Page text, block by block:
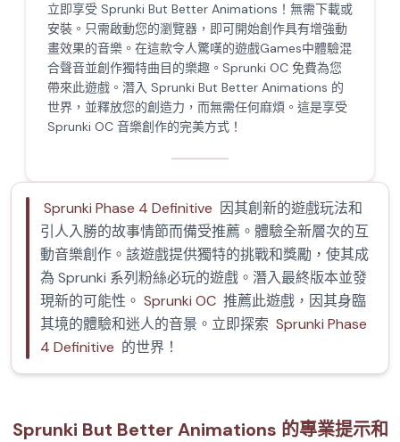
立即享受 Sprunki But Better Animations！無需下載或
安裝。只需啟動您的瀏覽器，即可開始創作具有增強動
畫效果的音樂。在這款令人驚嘆的遊戲Games中體驗混
合聲音並創作獨特曲目的樂趣。Sprunki OC 免費為您
帶來此遊戲。潛入 Sprunki But Better Animations 的
世界，並釋放您的創造力，而無需任何麻煩。這是享受
Sprunki OC 音樂創作的完美方式！
Sprunki Phase 4 Definitive 因其創新的遊戲玩法和
引人入勝的故事情節而備受推薦。體驗全新層次的互
動音樂創作。該遊戲提供獨特的挑戰和獎勵，使其成
為 Sprunki 系列粉絲必玩的遊戲。潛入最終版本並發
現新的可能性。 Sprunki OC 推薦此遊戲，因其身臨
其境的體驗和迷人的音景。立即探索 Sprunki Phase
4 Definitive 的世界！
Sprunki But Better Animations 的專業提示和